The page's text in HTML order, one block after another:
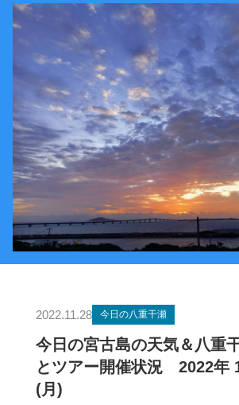
2022.11.28 今日の八重干瀬
今日の宮古島の天気＆八重
とツアー開催状況 2022年
(月)